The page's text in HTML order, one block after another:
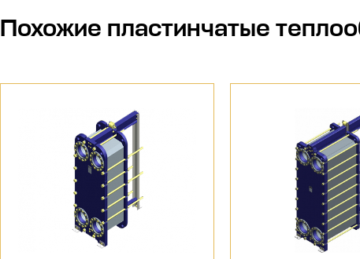
Похожие пластинчатые